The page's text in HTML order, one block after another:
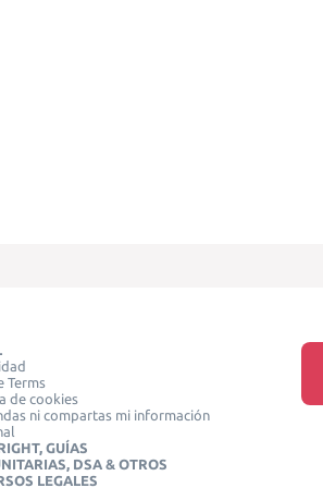
Terms
de cookies
ni compartas mi información
GUÍAS
DSA & OTROS
LEGALES